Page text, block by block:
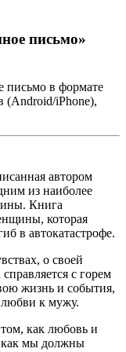
письмо»
письмо в формате
(Android/iPhone),
автором
из наиболее
Книга
которая
в автокатастрофе.
о своей
с горем
жизнь и события,
любви к мужу.
как любовь и
как мы должны